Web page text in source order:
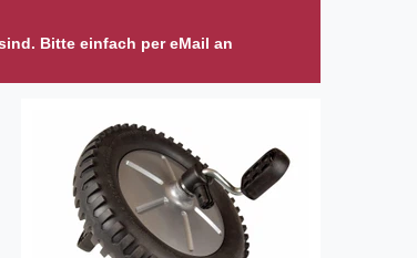
Bitte einfach per eMail an